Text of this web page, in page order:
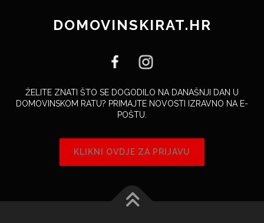
DOMOVINSKIRAT.HR
ŽELITE ZNATI ŠTO SE DOGODILO NA DANAŠNJI DAN U
DOMOVINSKOM RATU? PRIMAJTE NOVOSTI IZRAVNO NA E-
POŠTU.
KLIKNI OVDJE ZA PRIJAVU